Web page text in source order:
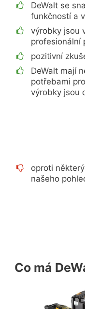
DeWalt se
funkčností a
výrobky jsou
profesionální
pozitivní
DeWalt mají
potřebami
výrobky jsou
oproti
našeho
Co má